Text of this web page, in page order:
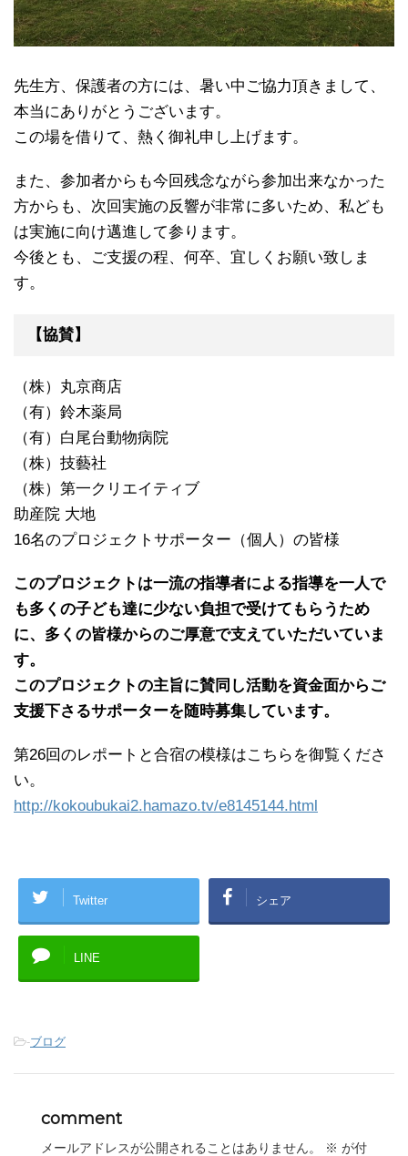
先生方、保護者の方には、暑い中ご協力頂きまして、
本当にありがとうございます。
この場を借りて、熱く御礼申し上げます。
また、参加者からも今回残念ながら参加出来なかった
方からも、次回実施の反響が非常に多いため、私ども
は実施に向け邁進して参ります。
今後とも、ご支援の程、何卒、宜しくお願い致しま
す。
【協賛】
（株）丸京商店
（有）鈴木薬局
（有）白尾台動物病院
（株）技藝社
（株）第一クリエイティブ
助産院 大地
16名のプロジェクトサポーター（個人）の皆様
このプロジェクトは一流の指導者による指導を一人で
も多くの子ども達に少ない負担で受けてもらうため
に、多くの皆様からのご厚意で支えていただいていま
す。
このプロジェクトの主旨に賛同し活動を資金面からご
支援下さるサポーターを随時募集しています。
第26回のレポートと合宿の模様はこちらを御覧くださ
い。
http://kokoubukai2.hamazo.tv/e8145144.html
Twitter シェア
LINE
-ブログ
comment
メールアドレスが公開されることはありません。 ※ が付